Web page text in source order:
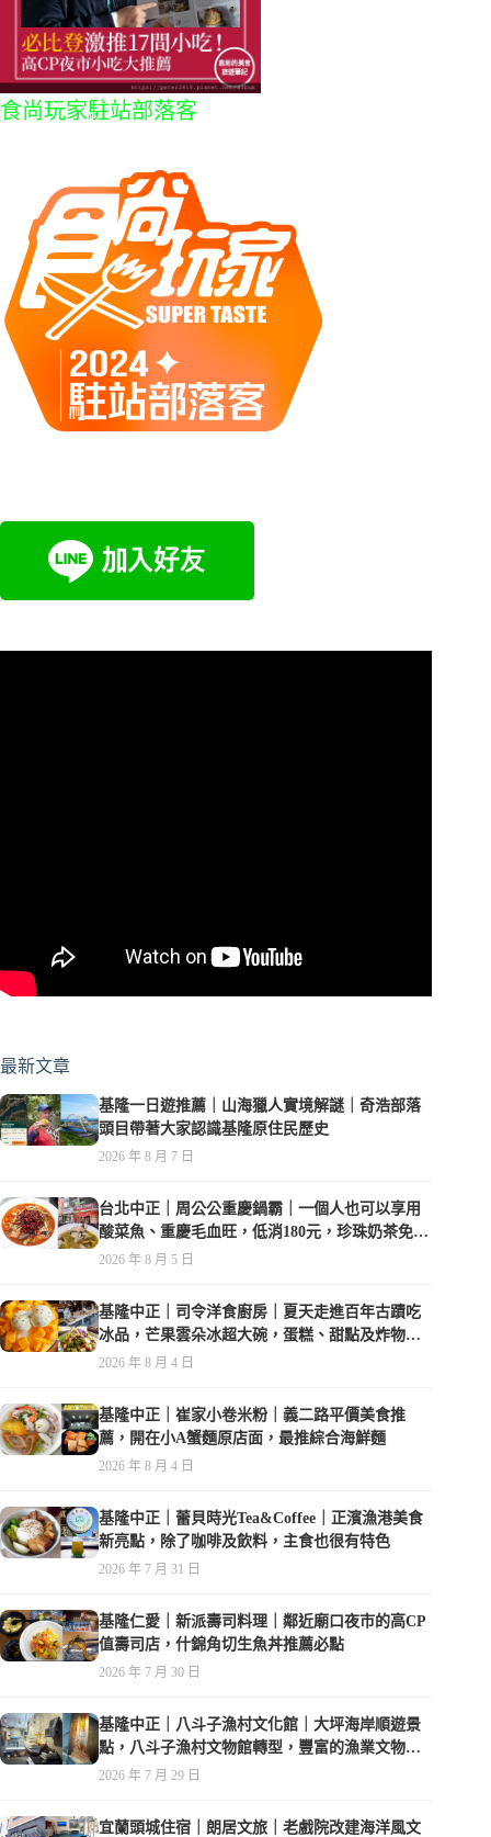
食尚玩家駐站部落客
最新文章
基隆一日遊推薦｜山海獵人實境解謎｜奇浩部落
頭目帶著大家認識基隆原住民歷史
2026 年 8 月 7 日
台北中正｜周公公重慶鍋霸｜一個人也可以享用
酸菜魚、重慶毛血旺，低消180元，珍珠奶茶免費
喝到爽
2026 年 8 月 5 日
基隆中正｜司令洋食廚房｜夏天走進百年古蹟吃
冰品，芒果雲朵冰超大碗，蛋糕、甜點及炸物都
在水準之上
2026 年 8 月 4 日
基隆中正｜崔家小卷米粉｜義二路平價美食推
薦，開在小A蟹麵原店面，最推綜合海鮮麵
2026 年 8 月 4 日
基隆中正｜蕾貝時光Tea&Coffee｜正濱漁港美食
新亮點，除了咖啡及飲料，主食也很有特色
2026 年 7 月 31 日
基隆仁愛｜新派壽司料理｜鄰近廟口夜市的高CP
值壽司店，什錦角切生魚丼推薦必點
2026 年 7 月 30 日
基隆中正｜八斗子漁村文化館｜大坪海岸順遊景
點，八斗子漁村文物館轉型，豐富的漁業文物，
值得走訪
2026 年 7 月 29 日
宜蘭頭城住宿｜朗居文旅｜老戲院改建海洋風文